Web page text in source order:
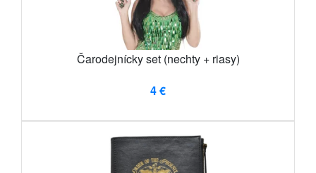
Čarodejnícky set (nechty + riasy)
4 €